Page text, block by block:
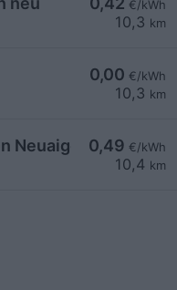
€/kWh
10,3 km
0,00 €/kWh
10,3 km
0,49 €/kWh
10,4 km
Neuaigen